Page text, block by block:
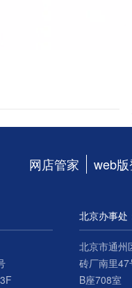
网店管家 web
北京办事处
北京市通州
砖厂南里
B座708室